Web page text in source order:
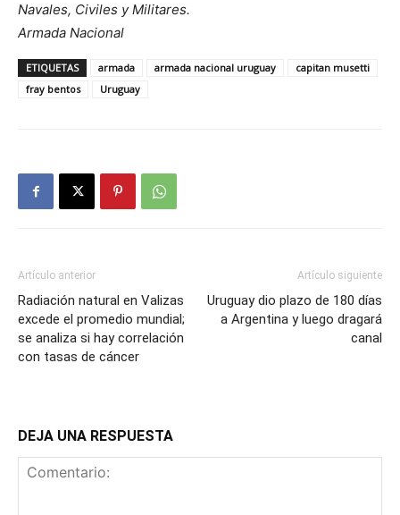
Navales, Civiles y Militares.
Armada Nacional
ETIQUETAS armada armada nacional uruguay
capitan musetti
fray bentos
Uruguay
Artículo anterior
Radiación natural en Valizas
excede el promedio mundial;
se analiza si hay correlación
con tasas de cáncer
Artículo siguiente
Uruguay dio plazo de 180 días
a Argentina y luego dragará
canal
DEJA UNA RESPUESTA